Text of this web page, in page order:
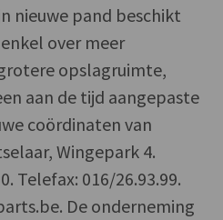
nieuwe pand beschikt
over meer
opslagruimte,
aan de tijd aangepaste
coördinaten van
Wingepark 4.
Telefax: 016/26.93.99.
De onderneming